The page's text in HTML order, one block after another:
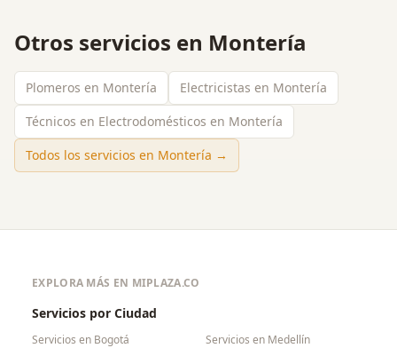
Otros servicios en Montería
Plomeros en Montería
Electricistas en Montería
Técnicos en Electrodomésticos en Montería
Todos los servicios en Montería →
EXPLORA MÁS EN MIPLAZA.CO
Servicios por Ciudad
Servicios en Bogotá Servicios en Medellín